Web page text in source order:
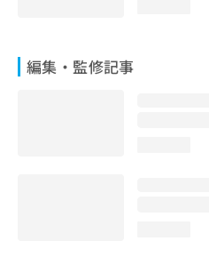
編集・監修記事